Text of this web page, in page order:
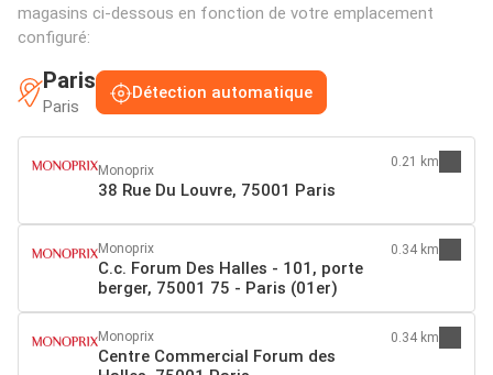
magasins ci-dessous en fonction de votre emplacement
configuré:
Paris
Paris
Détection automatique
Monoprix
38 Rue Du Louvre, 75001 Paris
0.21 km
Monoprix
C.c. Forum Des Halles - 101, porte
berger, 75001 75 - Paris (01er)
0.34 km
Monoprix
Centre Commercial Forum des
0.34 km